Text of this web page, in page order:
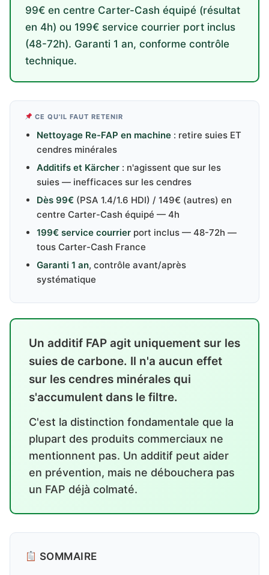
99€ en centre Carter-Cash équipé (résultat
en 4h) ou 199€ service courrier port inclus
(48-72h). Garanti 1 an, conforme contrôle
technique.
CE QU'IL FAUT RETENIR
Nettoyage Re-FAP en machine : retire suies ET
cendres minérales
Additifs et Kärcher : n'agissent que sur les
suies — inefficaces sur les cendres
Dès 99€ (PSA 1.4/1.6 HDI) / 149€ (autres) en
centre Carter-Cash équipé — 4h
199€ service courrier port inclus — 48-72h —
tous Carter-Cash France
Garanti 1 an, contrôle avant/après
systématique
Un additif FAP agit uniquement sur les
suies de carbone. Il n'a aucun effet
sur les cendres minérales qui
s'accumulent dans le filtre.
C'est la distinction fondamentale que la
plupart des produits commerciaux ne
mentionnent pas. Un additif peut aider
en prévention, mais ne débouchera pas
un FAP déjà colmaté.
SOMMAIRE